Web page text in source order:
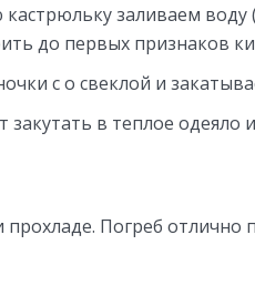
заливаем воду
до первых признаков
с о свеклой и
закутать в теплое одеяло
Погреб отлично